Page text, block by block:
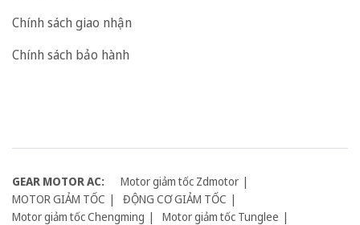
Chính sách giao nhận
Chính sách bảo hành
GEAR MOTOR AC:
Motor giảm tốc Zdmotor
MOTOR GIẢM TỐC
ĐỘNG CƠ GIẢM TỐC
Motor giảm tốc Chengming
Motor giảm tốc Tunglee